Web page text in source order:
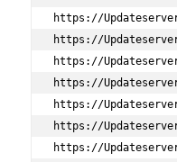
https://
https://
https://
https://
https://
https://
https://